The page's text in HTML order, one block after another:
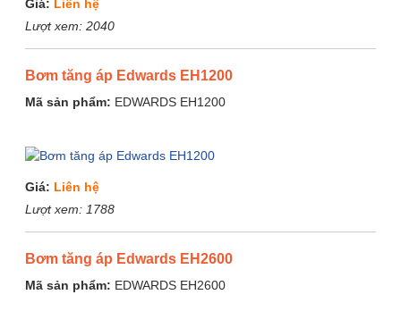
Giá: Liên hệ
Lượt xem:2040
Bơm tăng áp Edwards EH1200
Mã sản phẩm: EDWARDS EH1200
Giá: Liên hệ
Lượt xem: 1788
Bơm tăng áp Edwards EH2600
Mã sản phẩm: EDWARDS EH2600